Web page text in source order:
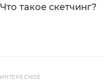
Что такое скетчинг?
ИНТЕРЕСНОЕ